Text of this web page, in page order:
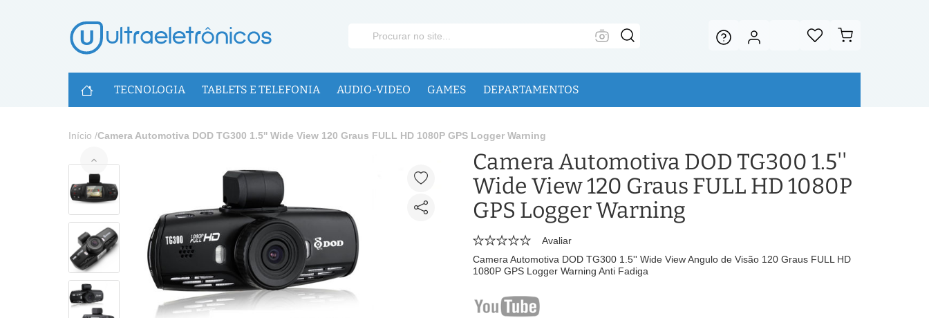
U
TECNOLOGIA TABLETS E TELEFONIA AUDIO-VIDEO GAMES DEPARTAMENTOS
Início /Camera Automotiva DOD TG300 1.5'' Wide View 120 Graus FULL HD 1080P GPS Logger Warning
Camera Automotiva DOD TG300 1.5''
Wide View 120 Graus FULL HD 1080P
GPS Logger Warning
Avaliar
Camera Automotiva DOD TG300 1.5'' Wide View Angulo de Visão 120 Graus FULL HD
1080P GPS Logger Warning Anti Fadiga